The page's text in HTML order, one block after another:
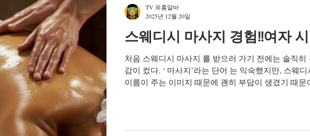
을 원하는 사람들에게 선호도가 높다. 2. 근무 시간 조
가능하다 스웨디시 알바 추천 고정된 출퇴근이 필요
와 달리, 스웨디시 알바는 시간 협의가 비교적 자유로
이다. 주간·야간 선택이 가능하고, 주말이나 특정 요일
무하는 형태도 많다. 이 때문에 직장인 부업, 투잡, 일
스웨디시 마사지 경험!!여자
처음 스웨디시 마사지 를 받으러 가기 전에는 솔직히
감이 컸다. ‘ 마사지’라는 단어 는 익숙했지만, 스웨디
이름이 주는 이미지 때문에 괜히 부담이 생겼기 때문
진 분위기는 생각보다 훨씬 차분하고 깔끔했다. 조명
TV 유흥알바
2025년 12월 20일